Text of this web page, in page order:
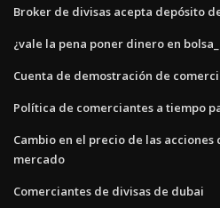
Broker de divisas acepta depósito
¿vale la pena poner dinero en bolsa_
Cuenta de demostración de
Política de comerciantes a tiempo
Cambio en el precio de las
mercado
Comerciantes de divisas de dubai